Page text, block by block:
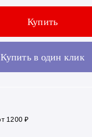
Купить
Купить в один клик
1200 ₽